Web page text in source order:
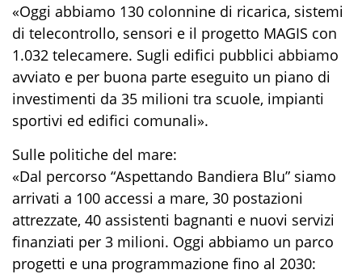
«Oggi abbiamo 130 colonnine di ricarica, sistemi
di telecontrollo, sensori e il progetto MAGIS con
1.032 telecamere. Sugli edifici pubblici abbiamo
avviato e per buona parte eseguito un piano di
investimenti da 35 milioni tra scuole, impianti
sportivi ed edifici comunali».
Sulle politiche del mare:
«Dal percorso “Aspettando Bandiera Blu” siamo
arrivati a 100 accessi a mare, 30 postazioni
attrezzate, 40 assistenti bagnanti e nuovi servizi
finanziati per 3 milioni. Oggi abbiamo un parco
progetti e una programmazione fino al 2030: